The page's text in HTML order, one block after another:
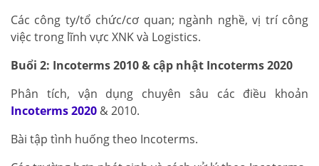
Các công ty/tổ chức/cơ quan; ngành nghề, vị trí công
việc trong lĩnh vực XNK và Logistics.
Buổi 2: Incoterms 2010 & cập nhật Incoterms 2020
Phân tích, vận dụng chuyên sâu các điều khoản
Incoterms 2020 & 2010.
Bài tập tình huống theo Incoterms.